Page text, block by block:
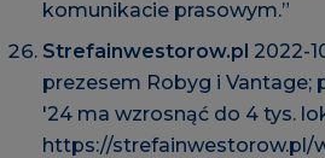
komunikacie prasowym.”
Strefainwestorow.pl 2022-
prezesem Robyg i Vantage;
'24 ma wzrosnąć do 4 tys.
https://strefainwestorow.pl/